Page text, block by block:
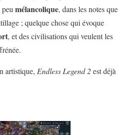
peumélancolique, dans les notes que
; quelque chose qui évoque
, et des civilisations qui veulent les
artistique, Endless Legend 2est déjà